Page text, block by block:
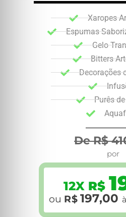
Xaropes
Espumas
Gelo
Bitters
Decorações
Purês
De R$
por
Clique
12X R$
ou R$ 197,00